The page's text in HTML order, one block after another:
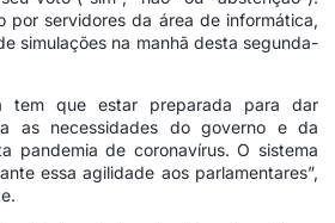
por servidores da área de informática,
simulações na manhã desta segunda-
tem que estar preparada para dar
as necessidades do governo e da
pandemia de coronavírus. O sistema
essa agilidade aos parlamentares”,